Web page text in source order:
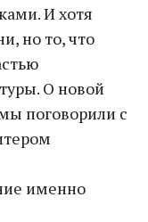
И хотя
но то, что
О новой
поговорили с
именно